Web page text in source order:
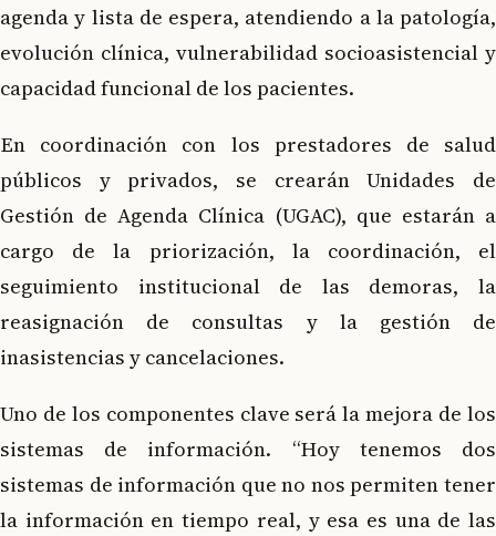
agenda y lista de espera, atendiendo a la patología,
evolución clínica, vulnerabilidad socioasistencial y
capacidad funcional de los pacientes.
En coordinación con los prestadores de salud
públicos y privados, se crearán Unidades de
Gestión de Agenda Clínica (UGAC), que estarán a
cargo de la priorización, la coordinación, el
seguimiento institucional de las demoras, la
reasignación de consultas y la gestión de
inasistencias y cancelaciones.
Uno de los componentes clave será la mejora de los
sistemas de información. “Hoy tenemos dos
sistemas de información que no nos permiten tener
la información en tiempo real, y esa es una de las